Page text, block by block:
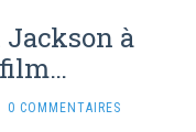
à
film…
0 COMMENTAIRES